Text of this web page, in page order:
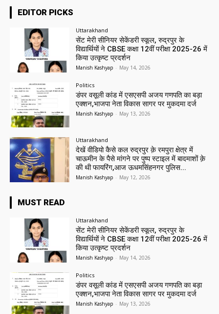
EDITOR PICKS
Uttarakhand
सेंट मेरी सीनियर सेकेंडरी स्कूल, रुद्रपुर के
विद्यार्थियों ने CBSE कक्षा 12वीं परीक्षा 2025-26 में
किया उत्कृष्ट प्रदर्शन
Manish Kashyap - May 14, 2026
Politics
डंपर वसूली कांड में एसएसपी अजय गणपति का बड़ा
एक्शन,भाजपा नेता विकास सागर पर मुकदमा दर्ज
Manish Kashyap - May 13, 2026
Uttarakhand
देखें वीडियो कैसे कल रुद्रपुर क़े रमपुरा क्षेत्र में
चाऊमीन के पैसे मांगने पर पुष्प स्टाइल में बादमाशों क़े
की थी फायरिंग,आज ऊधमसिंहनगर पुलिस...
Manish Kashyap - May 12, 2026
MUST READ
Uttarakhand
सेंट मेरी सीनियर सेकेंडरी स्कूल, रुद्रपुर के
विद्यार्थियों ने CBSE कक्षा 12वीं परीक्षा 2025-26 में
किया उत्कृष्ट प्रदर्शन
Manish Kashyap - May 14, 2026
Politics
डंपर वसूली कांड में एसएसपी अजय गणपति का बड़ा
एक्शन,भाजपा नेता विकास सागर पर मुकदमा दर्ज
Manish Kashyap - May 13, 2026